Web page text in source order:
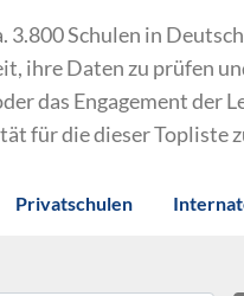
3.800 Schulen in
ihre Daten zu prüfen
das Engagement der
für die dieser Topliste
Privatschulen